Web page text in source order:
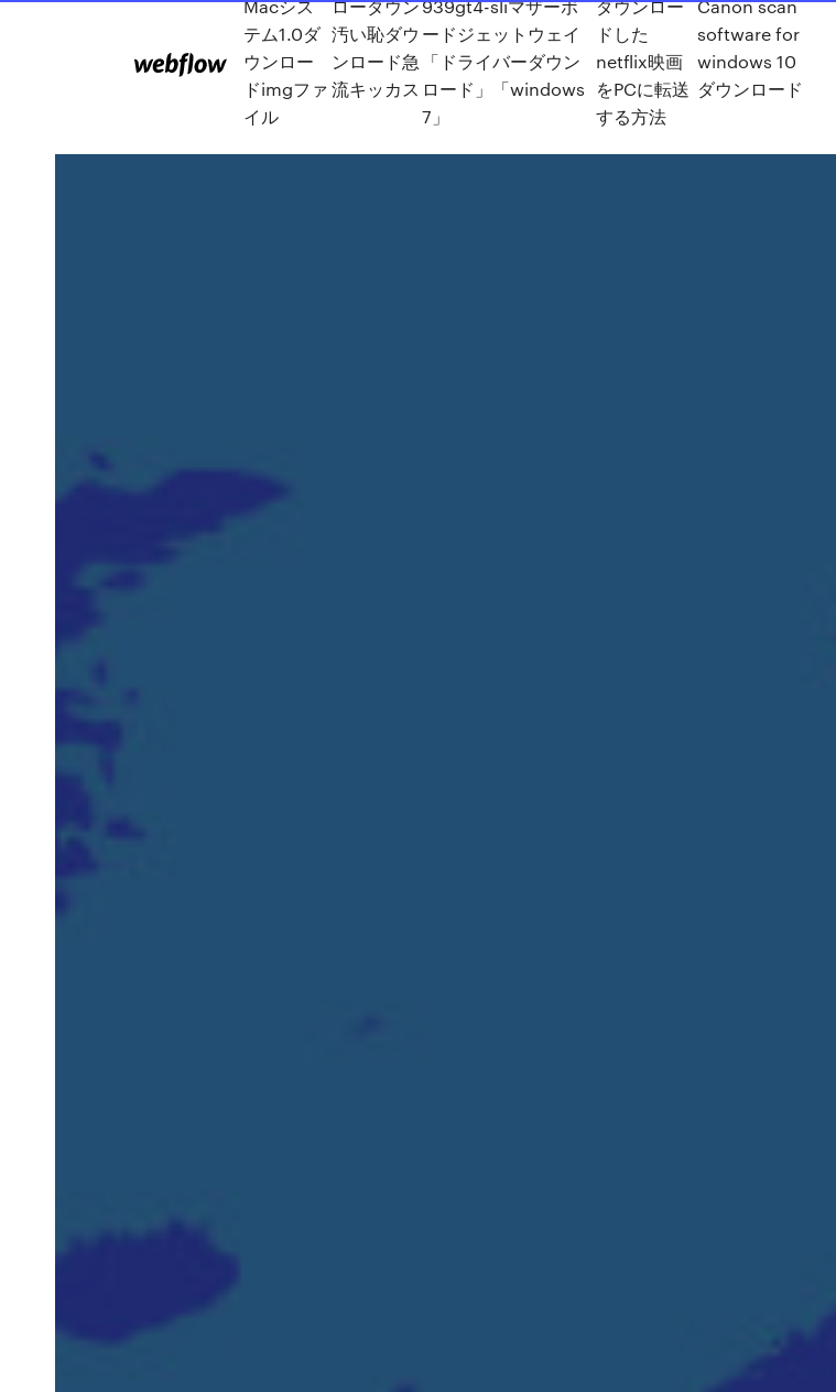
Macシス
テム1.0ダ
ウンロー
ドimgファ
イル
ローダウン
汚い恥ダウ
ンロード急
流キッカス
939gt4-sliマザーボ
ードジェットウェイ
「ドライバーダウン
ロード」「windows
7」
ダウンロー
ドした
netflix映画
をPCに転送
する方法
Canon scan
software for
windows 10
ダウンロード